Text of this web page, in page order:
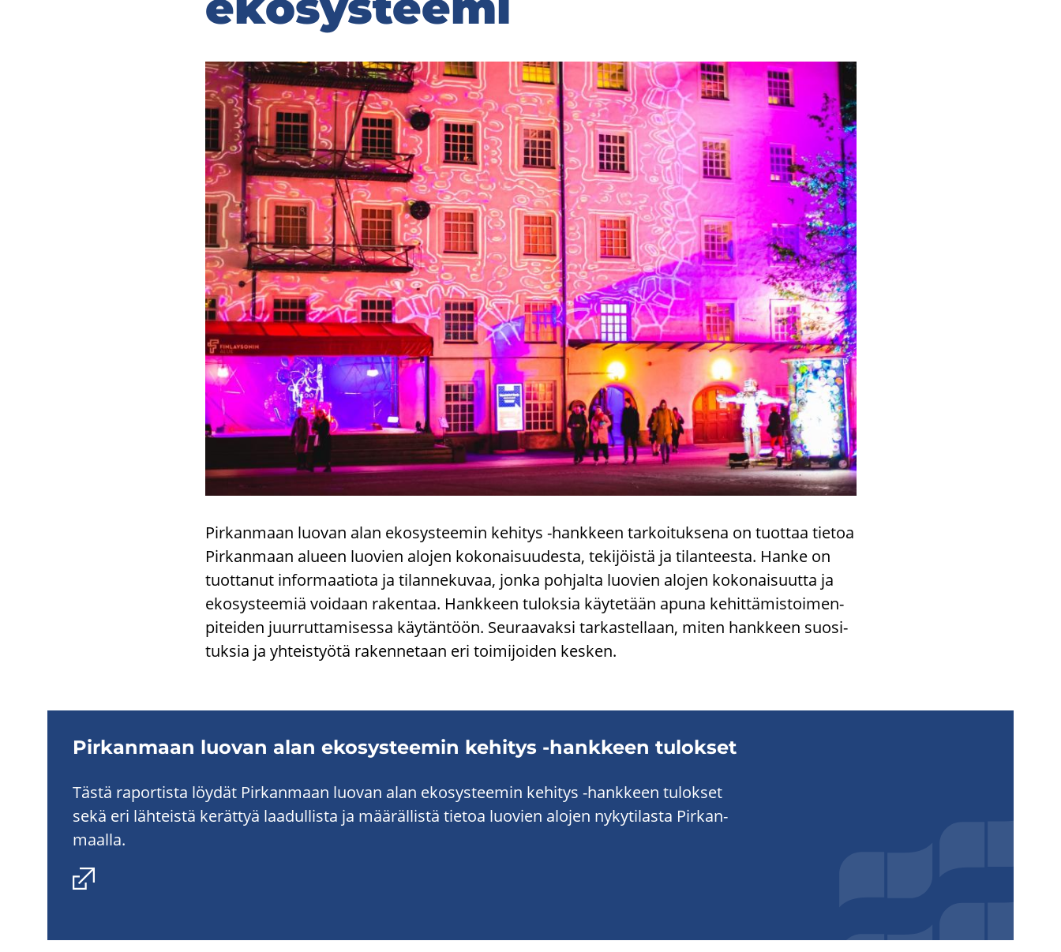
Pir­kan­maan luo­van alan eko­sys­tee­min ke­hi­tys -​hankkeen tar­koi­tuk­se­na on tuot­taa tie­toa
Pir­kan­maan alu­een luo­vien alo­jen ko­ko­nai­suu­des­ta, te­ki­jöis­tä ja ti­lan­tees­ta. Hanke on
tuot­ta­nut in­for­maa­tio­ta ja ti­lan­ne­ku­vaa, jonka poh­jal­ta luo­vien alo­jen ko­ko­nai­suut­ta ja
eko­sys­tee­miä voi­daan ra­ken­taa. Hank­keen tu­lok­sia käy­te­tään apuna ke­hit­tä­mis­toi­men­
pi­tei­den juur­rut­ta­mi­ses­sa käy­tän­töön. Seu­raa­vak­si tar­kas­tel­laan, miten hank­keen suo­si­
tuk­sia ja yh­teis­työ­tä ra­ken­ne­taan eri toi­mi­joi­den kes­ken.
Pir­kan­maan luo­van alan eko­sys­tee­min ke­hi­tys -​hankkeen tu­lok­set
Tästä ra­por­tis­ta löy­dät Pir­kan­maan luo­van alan eko­sys­tee­min ke­hi­tys -​hankkeen tu­lok­set
sekä eri läh­teis­tä ke­rät­tyä laa­dul­lis­ta ja mää­räl­lis­tä tie­toa luo­vien alo­jen ny­ky­ti­las­ta Pir­kan­
maal­la.